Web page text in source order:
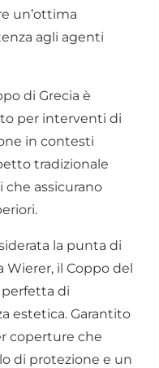
un’ottima
agli agenti
di Grecia è
per interventi di
in contesti
tradizionale
assicurano
la punta di
il Coppo del
di
estetica. Garantito
coperture che
di protezione e un